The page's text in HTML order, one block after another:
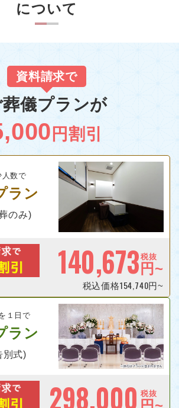
について
資料請求で
葬儀プランが
円割引
人数で
ラン
のみ)
140,673 円~
税抜
税込価格154,740円~
１日で
ラン
別式)
298,000 税抜